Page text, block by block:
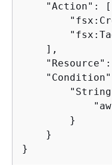
    "Action": [
    ],
        }
    }
}